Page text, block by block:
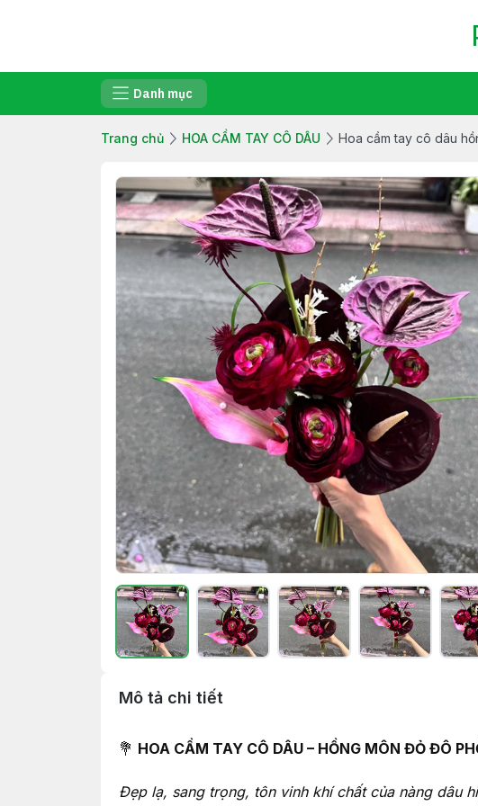
Danh mục
Trang chủ HOA CẦM TAY CÔ DÂU Hoa cầm tay cô dâu
Mô tả chi tiết
💐 HOA CẦM TAY CÔ DÂU – HỒNG MÔN ĐỎ ĐÔ
Đẹp lạ, sang trọng, tôn vinh khí chất của nàng dâu